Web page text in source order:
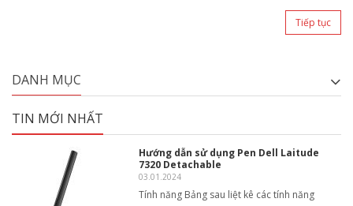
Tiếp tục
DANH MỤC
TIN MỚI NHẤT
Hướng dẫn sử dụng Pen Dell Laitude
7320 Detachable
03.01.2024
Tính năng Bảng sau liệt kê các tính năng